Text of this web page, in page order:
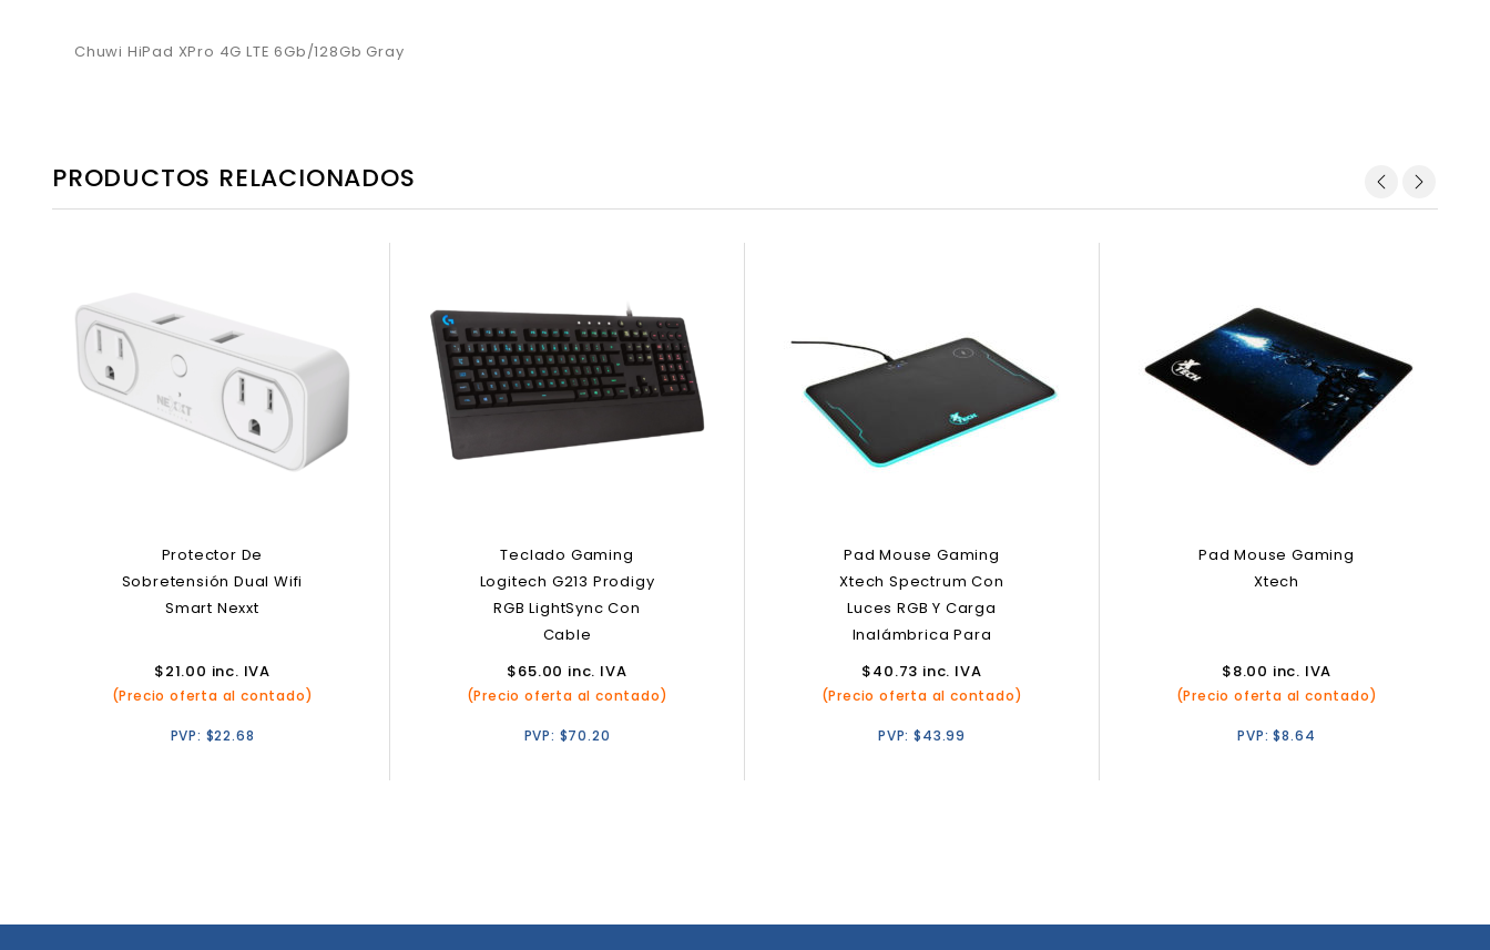
Chuwi HiPad XPro 4G LTE 6Gb/128Gb Gray
PRODUCTOS RELACIONADOS
Protector De
Sobretensión Dual Wifi
Smart Nexxt
$21.00 inc. IVA
(Precio oferta al contado)
PVP: $22.68
Teclado Gaming
Logitech G213 Prodigy
RGB LightSync Con
Cable
$65.00 inc. IVA
(Precio oferta al contado)
PVP: $70.20
Pad Mouse Gaming
Xtech Spectrum Con
Luces RGB Y Carga
Inalámbrica Para
Smartphones
$40.73 inc. IVA
(Precio oferta al contado)
PVP:$43.99
Pad Mouse Gaming
Xtech
$8.00 inc. IVA
(Precio oferta al contado)
PVP:$8.64